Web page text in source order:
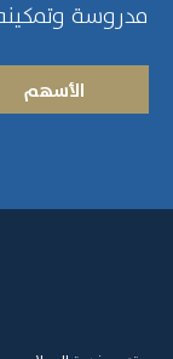
مدروسة
الأسهم